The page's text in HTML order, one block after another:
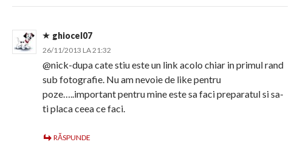
ghiocel07
26/11/2013 LA 21:32
@nick-dupa cate stiu este un link acolo chiar in primul rand
sub fotografie. Nu am nevoie de like pentru
poze…..important pentru mine este sa faci preparatul si sa-
ti placa ceea ce faci.
RĂSPUNDE